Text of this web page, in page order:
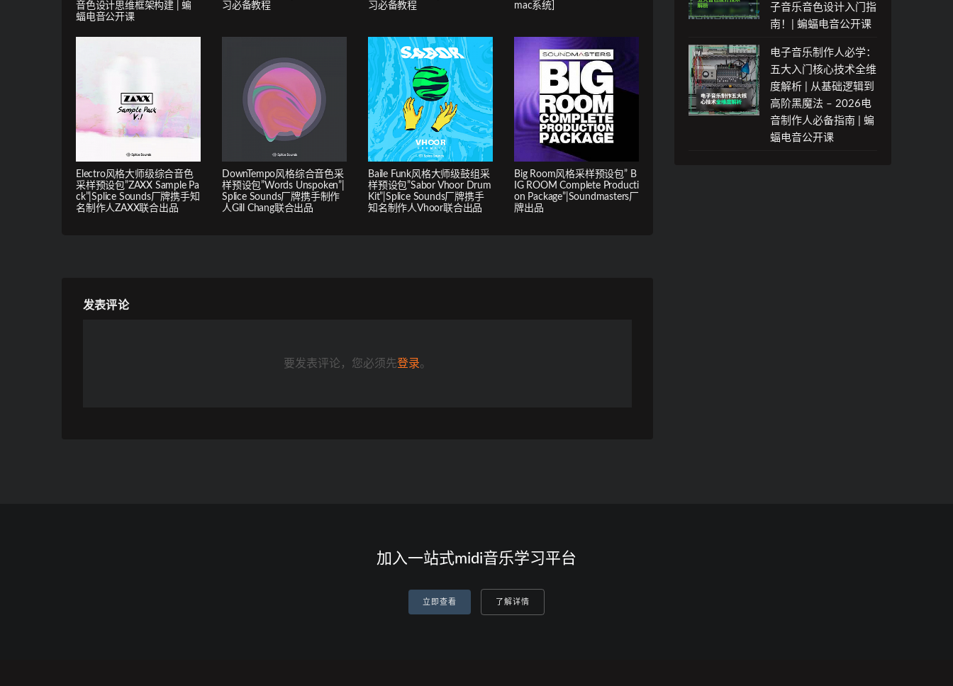
音色设计思维框架构建 | 蝙
蝠电音公开课
习必备教程
习必备教程
mac系统]
Electro风格大师级综合音色
采样预设包”ZAXX Sample Pa
ck”|Splice Sounds厂牌携手知
名制作人ZAXX联合出品
DownTempo风格综合音色采
样预设包”Words Unspoken”|
Splice Sounds厂牌携手制作
人Gill Chang联合出品
Baile Funk风格大师级鼓组采
样预设包”Sabor Vhoor Drum
Kit”|Splice Sounds厂牌携手
知名制作人Vhoor联合出品
Big Room风格采样预设包” B
IG ROOM Complete Producti
on Package”|Soundmasters厂
牌出品
发表评论
要发表评论，您必须先登录。
子音乐音色设计入门指
南！| 蝙蝠电音公开课
电子音乐制作人必学：
五大入门核心技术全维
度解析 | 从基础逻辑到
高阶黑魔法 – 2026电
音制作人必备指南 | 蝙
蝠电音公开课
加入一站式midi音乐学习平台
立即查看 了解详情